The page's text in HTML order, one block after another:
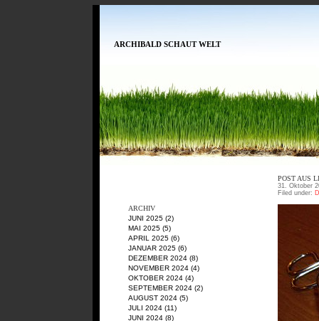
ARCHIBALD SCHAUT WELT
ARCHIV
JUNI 2025 (2)
MAI 2025 (5)
APRIL 2025 (6)
JANUAR 2025 (6)
DEZEMBER 2024 (8)
NOVEMBER 2024 (4)
OKTOBER 2024 (4)
SEPTEMBER 2024 (2)
AUGUST 2024 (5)
JULI 2024 (11)
JUNI 2024 (8)
POST AUS
31. Oktober
Filed under: